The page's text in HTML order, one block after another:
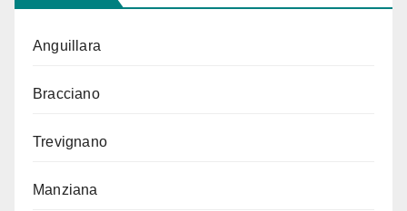
Anguillara
Bracciano
Trevignano
Manziana